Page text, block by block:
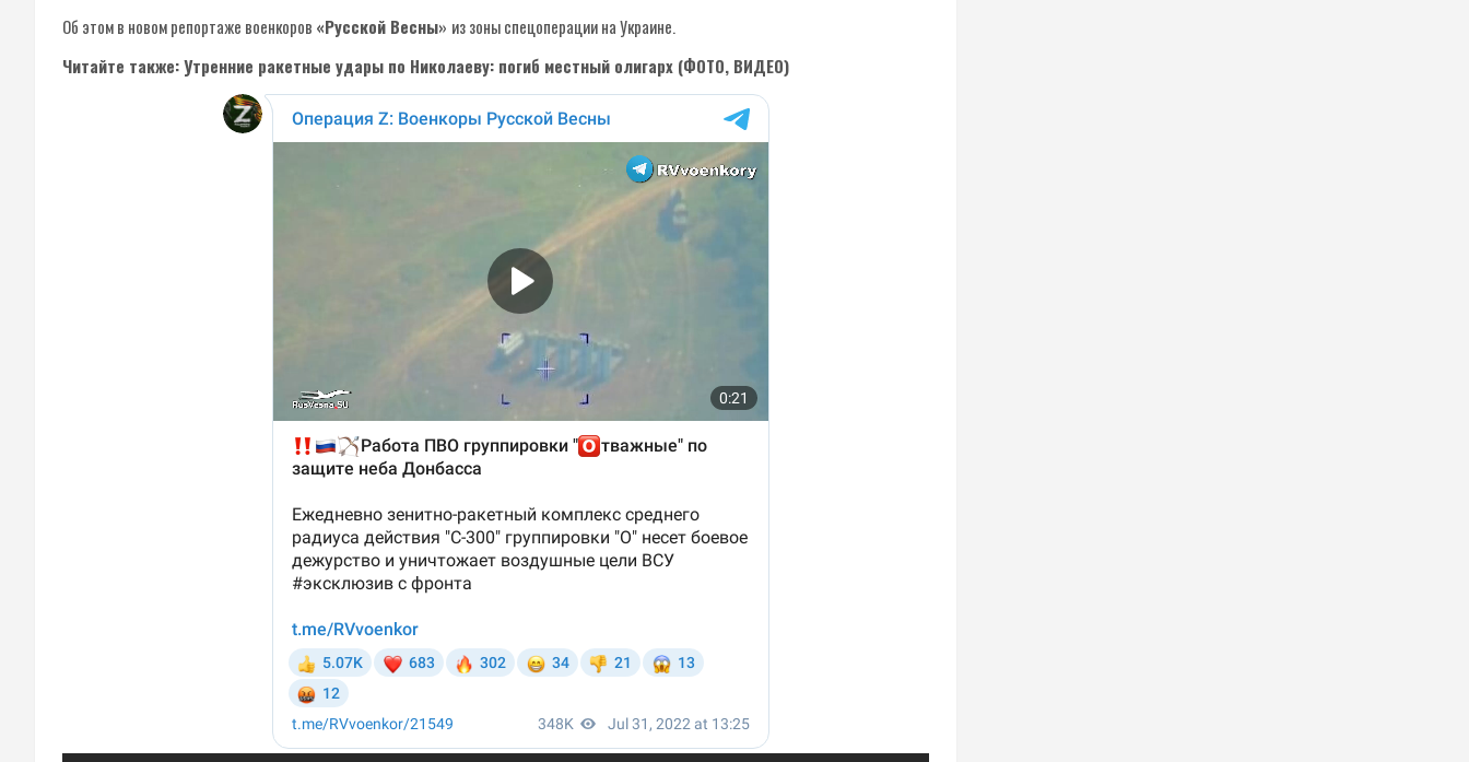
Об этом в новом репортаже военкоров «Русской Весны» из зоны спецоперации на Украине.
Читайте также: Утренние ракетные удары по Николаеву: погиб местный олигарх (ФОТО, ВИДЕО)